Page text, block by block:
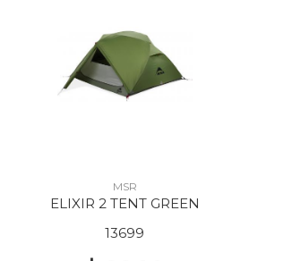
MSR
ELIXIR 2 TENT GREEN
13699